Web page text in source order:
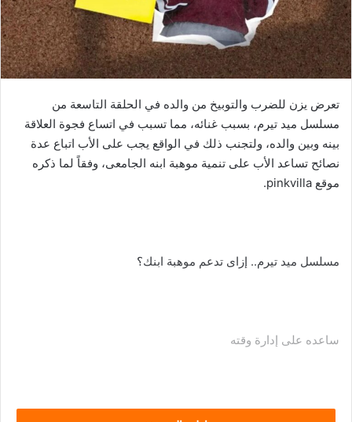
تعرض يزن للضرب والتوبيخ من والده في الحلقة التاسعة من
مسلسل ميد تيرم، بسبب غنائه، مما تسبب في اتساع فجوة العلاقة
بينه وبين والده، ولتجنب ذلك في الواقع يجب على الأب اتباع عدة
نصائح تساعد الأب على تنمية موهبة ابنه الجامعى، وفقاً لما ذكره
موقع pinkvilla.
مسلسل ميد تيرم.. إزاى تدعم موهبة ابنك؟
ساعده على إدارة وقته
تُعدّ إدارة الوقت شىء أساسى للنجاح في ممارسة أي موهبة، ولهذا